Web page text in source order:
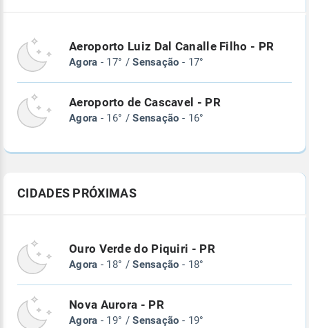
Aeroporto Luiz Dal Canalle Filho - PR
Agora - 17° /Sensação - 17°
Aeroporto de Cascavel - PR
Agora - 16° /Sensação - 16°
CIDADES PRÓXIMAS
Ouro Verde do Piquiri - PR
Agora - 18° /Sensação - 18°
Nova Aurora - PR
Agora - 19° /Sensação - 19°